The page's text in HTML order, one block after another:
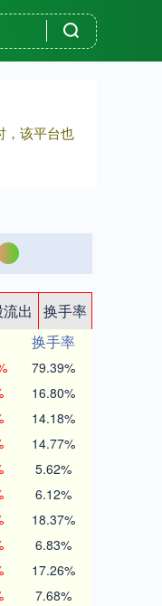
，该平台也
出
换手率
换手率
79.39%
16.80%
14.18%
14.77%
5.62%
6.12%
18.37%
6.83%
17.26%
7.68%